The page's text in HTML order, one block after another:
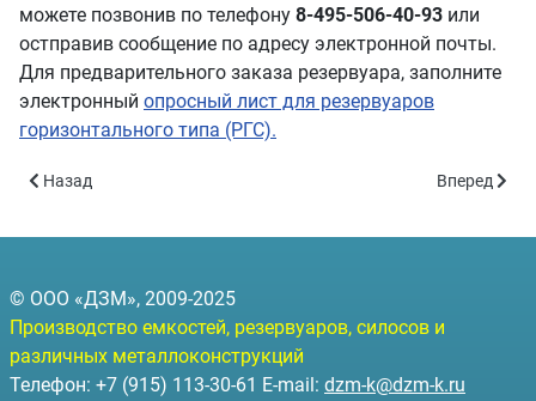
можете позвонив по телефону 8-495-506-40-93 или
остправив сообщение по адресу электронной почты.
Для предварительного заказа резервуара, заполните
электронный опросный лист для резервуаров
горизонтального типа (РГС).
Предыдущий: РГСП-10 - объём 10 куб.м.
Назад Следующий:
Вперед
© ООО «ДЗМ», 2009-2025
Производство емкостей, резервуаров, силосов и
различных металлоконструкций
Телефон: +7 (915) 113-30-61 E-mail: dzm-k@dzm-k.ru